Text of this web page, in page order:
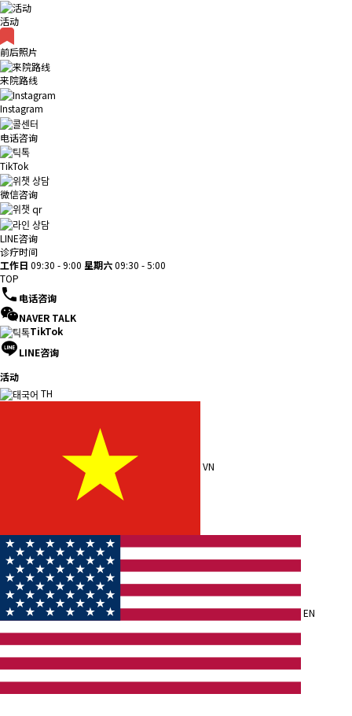
活动
前后照片
来院路线
Instagram
电话咨询
TikTok
微信咨询
LINE咨询
诊疗时间
工作日 09:30 - 9:00 星期六09:30 - 5:00
TOP
电话咨询
NAVER TALK
TikTok
LINE咨询
活动
TH
VN
EN